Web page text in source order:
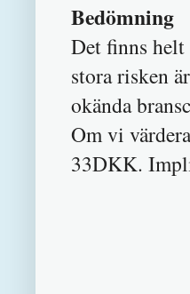
Bedömning
Det finns
stora risken
okända
Om vi
33DKK.